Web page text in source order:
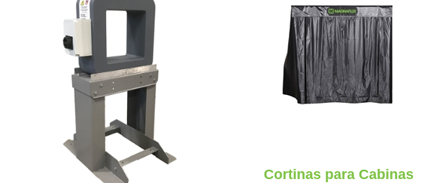
Cortinas para Cabinas